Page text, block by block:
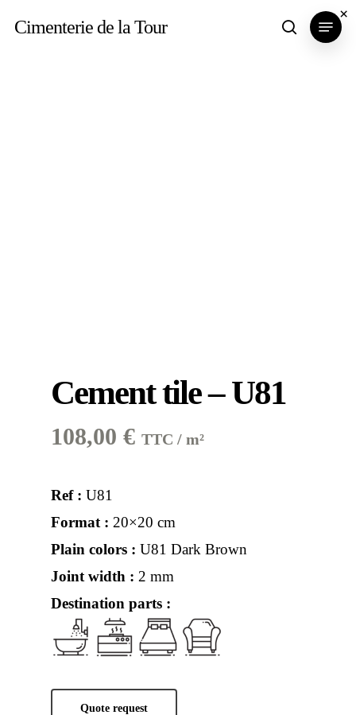
Cimenterie de la Tour search
Menu
Cement tile – U81
108,00 € TTC / m²
Ref : U81
Format : 20×20 cm
Plain colors : U81 Dark Brown
Joint width : 2 mm
Destination parts :
Quote request
×